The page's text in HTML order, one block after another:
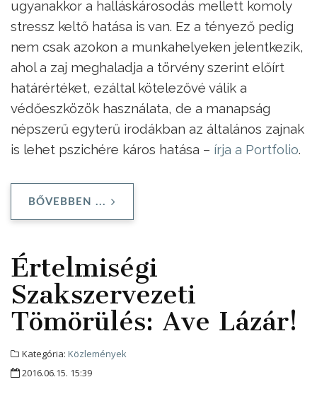
ugyanakkor a halláskárosodás mellett komoly
stressz keltő hatása is van. Ez a tényező pedig
nem csak azokon a munkahelyeken jelentkezik,
ahol a zaj meghaladja a törvény szerint előírt
határértéket, ezáltal kötelezővé válik a
védőeszközök használata, de a manapság
népszerű egyterű irodákban az általános zajnak
is lehet pszichére káros hatása – írja a Portfolio.
BŐVEBBEN ...
Értelmiségi
Szakszervezeti
Tömörülés: Ave Lázár!
Kategória: Közlemények
2016.06.15. 15:39